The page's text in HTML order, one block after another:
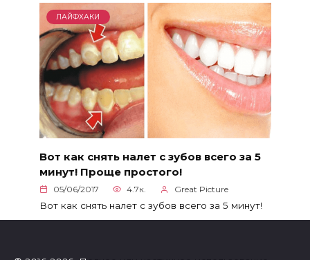
ЛАЙФХАКИ
Вот как снять налет с зубов всего за 5
минут! Проще простого!
05/06/2017 4.7к. Great Picture
Вот как снять налет с зубов всего за 5 минут!